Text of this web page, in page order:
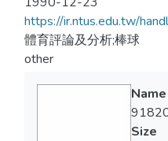
https://ir.ntus.edu.tw/
體育評論及分析;棒球
other
Name
Size